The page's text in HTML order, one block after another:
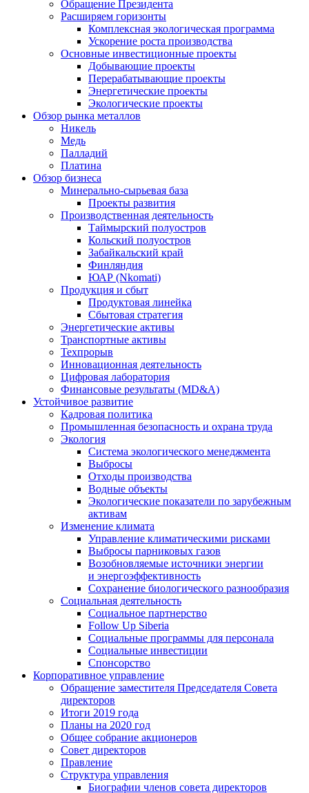
Обращение Президента
Расширяем горизонты
Комплексная экологическая программа
Ускорение роста производства
Основные инвестиционные проекты
Добывающие проекты
Перерабатывающие проекты
Энергетические проекты
Экологические проекты
Обзор рынка металлов
Никель
Медь
Палладий
Платина
Обзор бизнеса
Минерально-сырьевая база
Проекты развития
Производственная деятельность
Таймырский полуостров
Кольский полуостров
Забайкальский край
Финляндия
ЮАР (Nkomati)
Продукция и сбыт
Продуктовая линейка
Сбытовая стратегия
Энергетические активы
Транспортные активы
Техпрорыв
Инновационная деятельность
Цифровая лаборатория
Финансовые результаты (MD&A)
Устойчивое развитие
Кадровая политика
Промышленная безопасность и охрана труда
Экология
Система экологического менеджмента
Выбросы
Отходы производства
Водные объекты
Экологические показатели по зарубежным
активам
Изменение климата
Управление климатическими рисками
Выбросы парниковых газов
Возобновляемые источники энергии
и энергоэффективность
Сохранение биологического разнообразия
Социальная деятельность
Социальное партнерство
Follow Up Siberia
Социальные программы для персонала
Социальные инвестиции
Спонсорство
Корпоративное управление
Обращение заместителя Председателя Совета
директоров
Итоги 2019 года
Планы на 2020 год
Общее собрание акционеров
Совет директоров
Правление
Структура управления
Биографии членов совета директоров